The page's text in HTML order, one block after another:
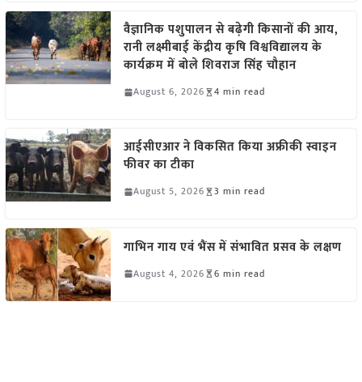
वैज्ञानिक पशुपालन से बढ़ेगी किसानों की आय,
रानी लक्ष्मीबाई केंद्रीय कृषि विश्वविद्यालय के
कार्यक्रम में बोले शिवराज सिंह चौहान
August 6, 2026 4 min read
आईसीएआर ने विकसित किया अफ्रीकी स्वाइन
फीवर का टीका
August 5, 2026 3 min read
गाभिन गाय एवं भैंस में संभावित प्रसव के लक्षण
August 4, 2026 6 min read